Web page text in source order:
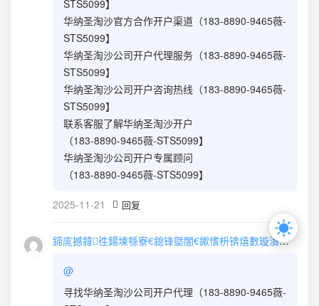
STS5099】
华纳圣淘沙官方合作开户渠道（183-8890-9465薇-
STS5099】
华纳圣淘沙公司开户代理服务（183-8890-9465薇-
STS5099】
华纳圣淘沙公司开户咨询热线（183-8890-9465薇-
STS5099】
联系客服了解华纳圣淘沙开户
（183-8890-9465薇-STS5099】
华纳圣淘沙公司开户专属顾问
（183-8890-9465薇-STS5099】
2025-11-21 回复
鍗庣撼鍏徃鍚堜綔寮€鎴锋墍闇€鏉愭枡锛熺數璇濆彿鐮?5587291507 寰俊STS5099
@
寻找华纳圣淘沙公司开户代理（183-8890-9465薇-